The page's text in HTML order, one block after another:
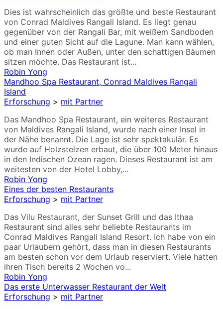
Dies ist wahrscheinlich das größte und beste Restaurant
von Conrad Maldives Rangali Island. Es liegt genau
gegenüber von der Rangali Bar, mit weißem Sandboden
und einer guten Sicht auf die Lagune. Man kann wählen,
ob man Innen oder Außen, unter den schattigen Bäumen
sitzen möchte. Das Restaurant ist...
Robin Yong
Mandhoo Spa Restaurant, Conrad Maldives Rangali
Island
Erforschung > mit Partner
Das Mandhoo Spa Restaurant, ein weiteres Restaurant
von Maldives Rangali Island, wurde nach einer Insel in
der Nähe benannt. Die Lage ist sehr spektakulär. Es
wurde auf Holzstelzen erbaut, die über 100 Meter hinaus
in den Indischen Ozean ragen. Dieses Restaurant ist am
weitesten von der Hotel Lobby,...
Robin Yong
Eines der besten Restaurants
Erforschung > mit Partner
Das Vilu Restaurant, der Sunset Grill und das Ithaa
Restaurant sind alles sehr beliebte Restaurants im
Conrad Maldives Rangali Island Resort. Ich habe von ein
paar Urlaubern gehört, dass man in diesen Restaurants
am besten schon vor dem Urlaub reserviert. Viele hatten
ihren Tisch bereits 2 Wochen vo...
Robin Yong
Das erste Unterwasser Restaurant der Welt
Erforschung > mit Partner